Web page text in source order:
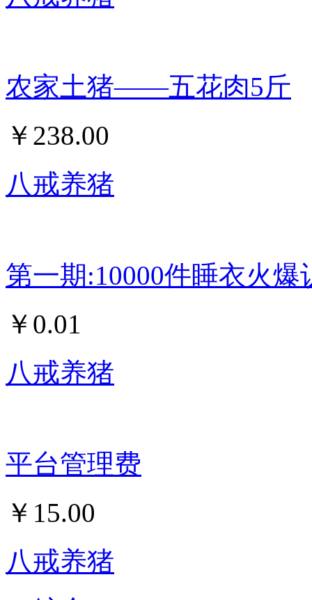
农家土猪——五花肉5斤
￥ 238.00
八戒养猪
第一期:10000件睡衣火爆
￥ 0.01
八戒养猪
平台管理费
￥ 15.00
八戒养猪